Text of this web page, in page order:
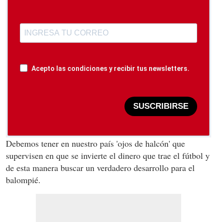
Acepto las condiciones y recibir tus newsletters.
SUSCRIBIRSE
Debemos tener en nuestro país 'ojos de halcón' que
supervisen en que se invierte el dinero que trae el fútbol y
de esta manera buscar un verdadero desarrollo para el
balompié.